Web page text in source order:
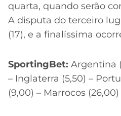
quarta, quando serão
A disputa do terceiro
(17), e a finalíssima
SportingBet: Argentina
– Inglaterra (5,50) –
(9,00) – Marrocos (26,00)